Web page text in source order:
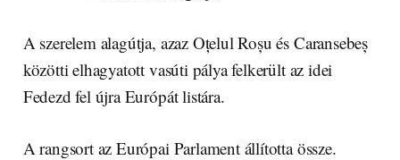
A szerelem alagútja, azaz Oțelul Roșu és Caransebeș
közötti elhagyatott vasúti pálya felkerült az idei
Fedezd fel újra Európát listára.
A rangsort az Európai Parlament állította össze.